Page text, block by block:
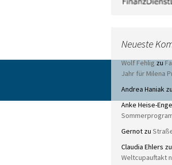
Neueste
Wolf Fehlig zu
Jahr für Milena
Andrea Haniak zu
Anke Heise-
Gernot zu
Claudia Ehlers zu
Weltcupauftakt